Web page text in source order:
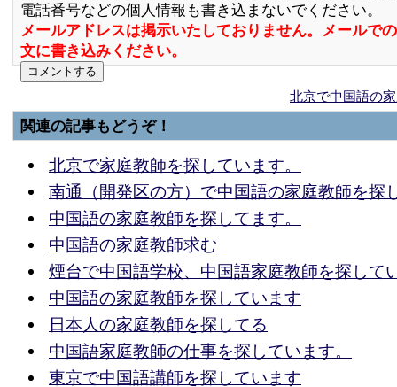
電話番号などの個人情報も書き込まないでください。
メールアドレスは掲示いたしておりません。メールで
文に書き込みください。
北京で中国語の
関連の記事もどうぞ！
北京で家庭教師を探しています。
南通（開発区の方）で中国語の家庭教師を探
中国語の家庭教師を探してます。
中国語の家庭教師求む
煙台で中国語学校、中国語家庭教師を探して
中国語の家庭教師を探しています
日本人の家庭教師を探してる
中国語家庭教師の仕事を探しています。
東京で中国語講師を探しています